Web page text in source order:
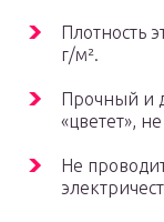
Плотность
г/м².
Прочный и
«цветет»,
Не